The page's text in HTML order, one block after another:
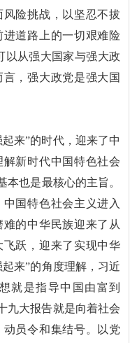
险挑战，以坚忍不拔
道路上的一切艰难险
以从强大国家与强大政
，强大政党是强大国
来”的时代，迎来了中
新时代中国特色社会
本也是最核心的主旨。
国特色社会主义进入
的中华民族迎来了从
跃，迎来了实现中华
来”的角度理解，习近
就是指导中国由富到
九大报告就是向着社会
员令和集结号。以党